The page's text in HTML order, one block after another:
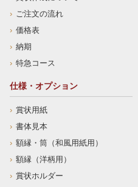
ご注文の流れ
価格表
納期
特急コース
仕様・オプション
賞状用紙
書体見本
額縁・筒（和風用紙用）
額縁（洋柄用）
賞状ホルダー